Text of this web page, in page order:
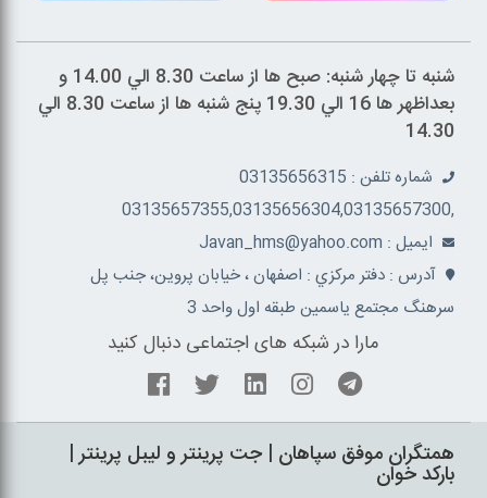
شنبه تا چهار شنبه: صبح ها از ساعت 8.30 الي 14.00 و
بعداظهر ها 16 الي 19.30 پنج شنبه ها از ساعت 8.30 الي
14.30
شماره تلفن : 03135656315
,03135657355,03135656304,03135657300
ايميل : Javan_hms@yahoo.com
آدرس : دفتر مرکزي : اصفهان ، خيابان پروين، جنب پل
سرهنگ مجتمع ياسمين طبقه اول واحد 3
مارا در شبکه های اجتماعی دنبال کنید
همتگران موفق سپاهان | جت پرينتر و ليبل پرينتر |
بارکد خوان